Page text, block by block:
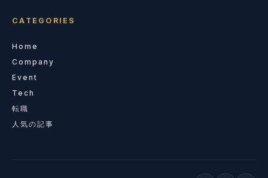
CATEGORIES
Home
Company
Event
Tech
転職
人気の記事